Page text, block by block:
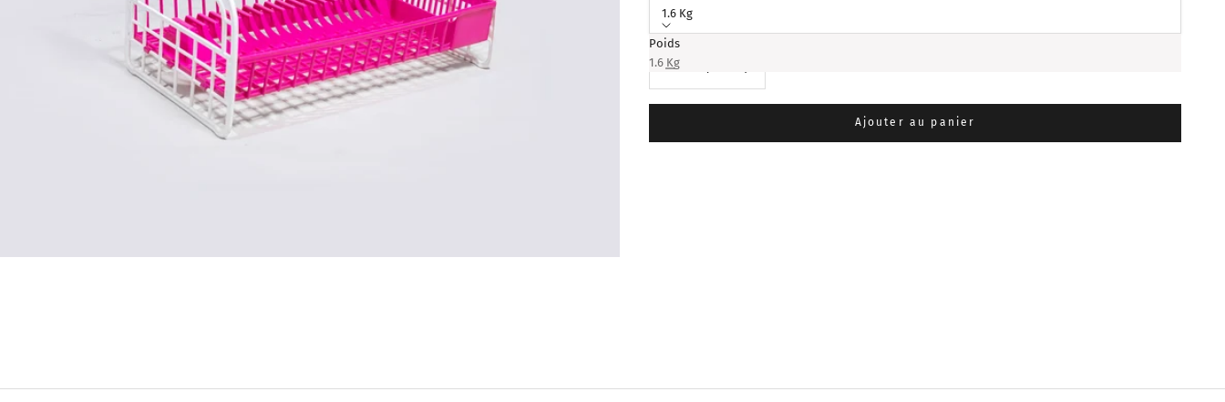
1.6 Kg
Poids
1.6 Kg
Diminuer la quantité
Ajouter au panier